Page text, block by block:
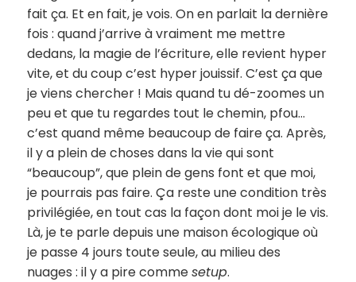
fait ça. Et en fait, je vois. On en parlait la dernière
fois : quand j’arrive à vraiment me mettre
dedans, la magie de l’écriture, elle revient hyper
vite, et du coup c’est hyper jouissif. C’est ça que
je viens chercher ! Mais quand tu dé-zoomes un
peu et que tu regardes tout le chemin, pfou…
c’est quand même beaucoup de faire ça. Après,
il y a plein de choses dans la vie qui sont
“beaucoup”, que plein de gens font et que moi,
je pourrais pas faire. Ça reste une condition très
privilégiée, en tout cas la façon dont moi je le vis.
Là, je te parle depuis une maison écologique où
je passe 4 jours toute seule, au milieu des
nuages : il y a pire commesetup.